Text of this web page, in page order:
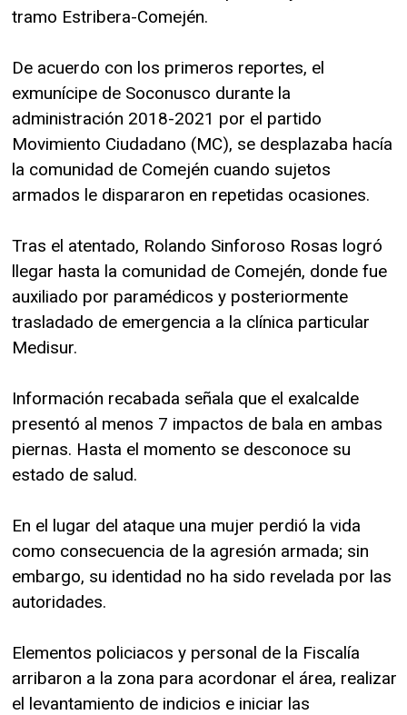
tramo Estribera-Comején.
De acuerdo con los primeros reportes, el
exmunícipe de Soconusco durante la
administración 2018-2021 por el partido
Movimiento Ciudadano (MC), se desplazaba hacía
la comunidad de Comején cuando sujetos
armados le dispararon en repetidas ocasiones.
Tras el atentado, Rolando Sinforoso Rosas logró
llegar hasta la comunidad de Comején, donde fue
auxiliado por paramédicos y posteriormente
trasladado de emergencia a la clínica particular
Medisur.
Información recabada señala que el exalcalde
presentó al menos 7 impactos de bala en ambas
piernas. Hasta el momento se desconoce su
estado de salud.
En el lugar del ataque una mujer perdió la vida
como consecuencia de la agresión armada; sin
embargo, su identidad no ha sido revelada por las
autoridades.
Elementos policiacos y personal de la Fiscalía
arribaron a la zona para acordonar el área, realizar
el levantamiento de indicios e iniciar las